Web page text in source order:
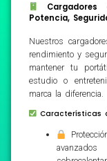
Potencia,
Nuestros
rendimiento y
mantener tu
estudio o
marca la diferencia.
Características